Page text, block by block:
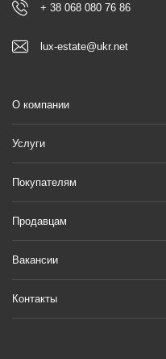
+ 38 068 080 76 86
lux-estate@ukr.net
О компании
Услуги
Покупателям
Продавцам
Вакансии
Контакты